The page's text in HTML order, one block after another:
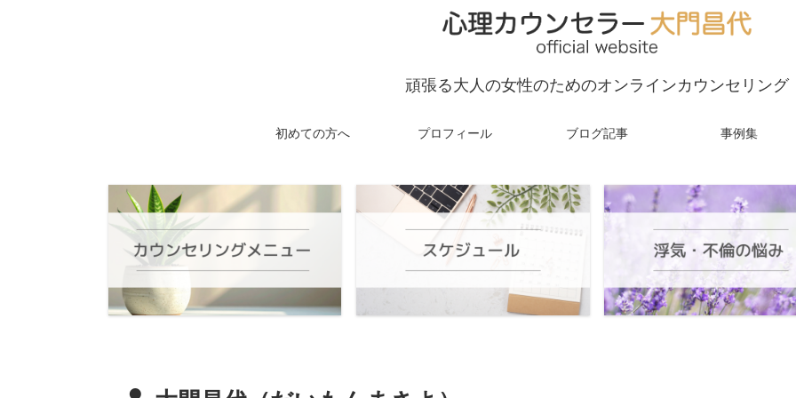
頑張る大人の女性のためのオンラインカウンセリング
初めての方へ プロフィール ブログ記事 事例集